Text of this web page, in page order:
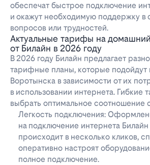
обеспечат быстрое подключение
и окажут необходимую поддержку в
вопросов или трудностей.
Актуальные тарифы на
от Билайн в 2026 году
В 2026 году Билайн предлагает
тарифные планы, которые
Воротынска в зависимости от их
в использовании интернета. Гибкие
выбрать оптимальное соотношение
Легкость подключения:
на подключение интернета
происходит в несколько кликов,
оперативно настроят
полное подключение.